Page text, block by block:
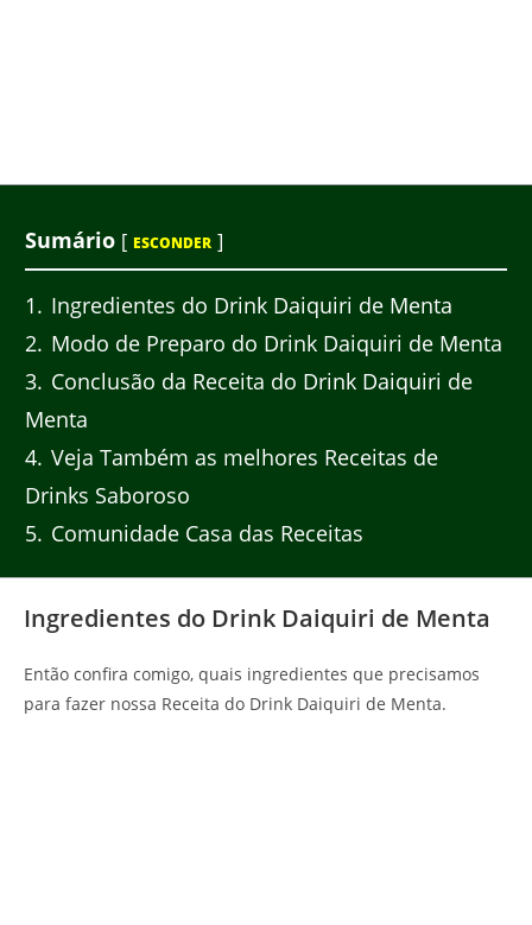
Sumário [ ESCONDER ]
1
Ingredientes do Drink Daiquiri de Menta
2 Modo de Preparo do Drink Daiquiri de Menta
3 Conclusão da Receita do Drink Daiquiri de
Menta
4 Veja Também as melhores Receitas de
Drinks Saboroso
5 Comunidade Casa das Receitas
Ingredientes do Drink Daiquiri de Menta
Então confira comigo, quais ingredientes que precisamos
para fazer nossa Receita do Drink Daiquiri de Menta.